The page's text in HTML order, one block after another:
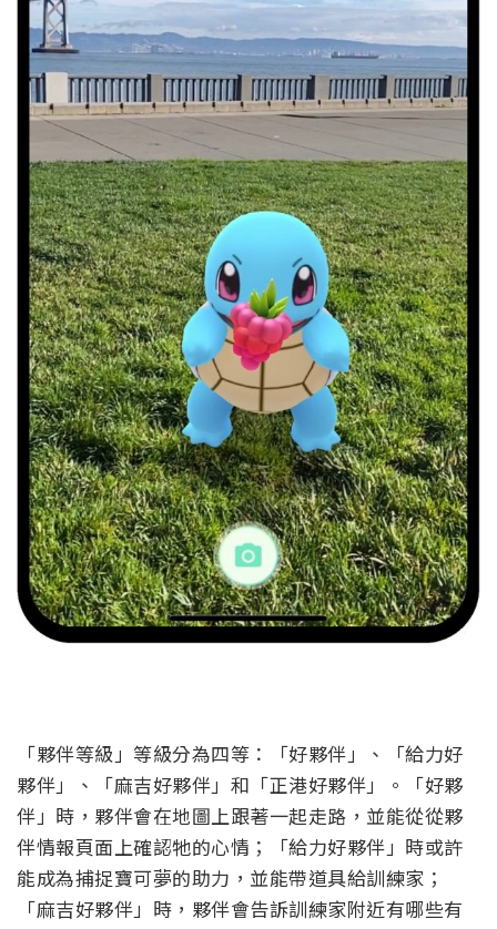
「夥伴等級」等級分為四等：「好夥伴」、「給力好
夥伴」、「麻吉好夥伴」和「正港好夥伴」。「好夥
伴」時，夥伴會在地圖上跟著一起走路，並能從從夥
伴情報頁面上確認牠的心情；「給力好夥伴」時或許
能成為捕捉寶可夢的助力，並能帶道具給訓練家；
「麻吉好夥伴」時，夥伴會告訴訓練家附近有哪些有